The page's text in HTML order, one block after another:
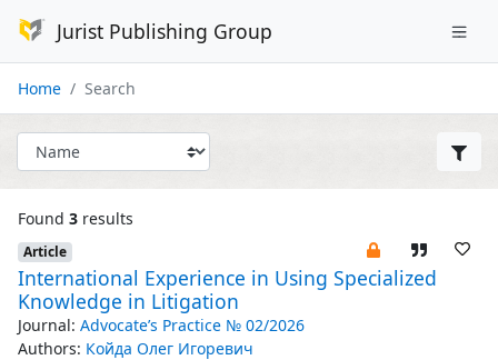
Jurist Publishing Group
Home Search
Found 3 results
Article
International Experience in Using Specialized
Knowledge in Litigation
Journal: Advocate’s Practice № 02/2026
Authors: Койда Олег Игоревич